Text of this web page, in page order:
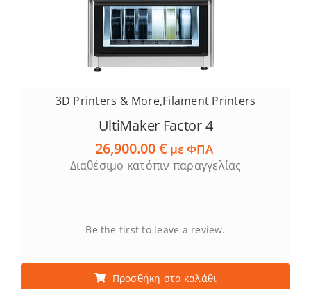
3D Printers & More,Filament Printers
UltiMaker Factor 4
26,900.00€ με ΦΠΑ
Διαθέσιμο κατόπιν παραγγελίας
Be the first to leave a review.
Προσθήκη στο καλάθι